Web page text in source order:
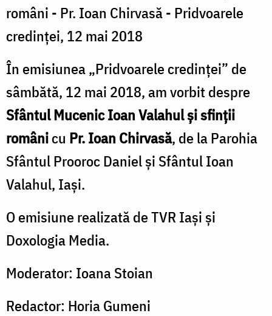
români - Pr. Ioan Chirvasă - Pridvoarele
credinței, 12 mai 2018
În emisiunea „Pridvoarele credinței” de
sâmbătă, 12 mai 2018, am vorbit despre
Sfântul Mucenic Ioan Valahul și sfinții
românicu Pr. Ioan Chirvasă, de la Parohia
Sfântul Prooroc Daniel și Sfântul Ioan
Valahul, Iași.
O emisiune realizată de TVR Iaşi şi
Doxologia Media.
Moderator: Ioana Stoian
Redactor: Horia Gumeni